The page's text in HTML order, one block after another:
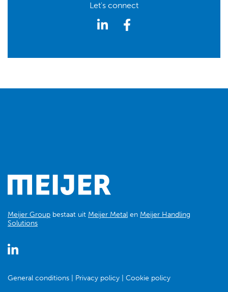
Let's connect
Meijer Group bestaat uit Meijer Metal en Meijer Handling
Solutions
General conditions Privacy policy Cookie policy